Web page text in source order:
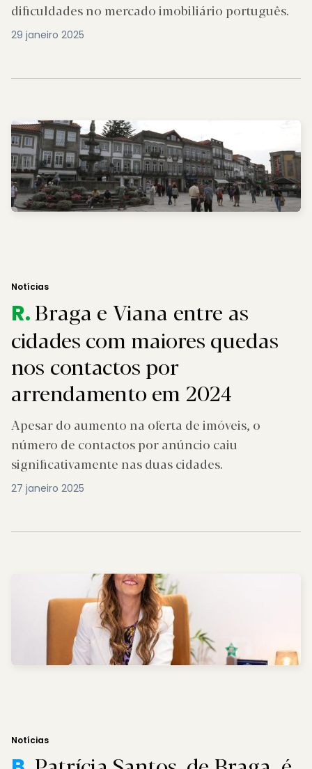
dificuldades no mercado imobiliário português.
29 janeiro 2025
Notícias
R.Braga e Viana entre as
cidades com maiores quedas
nos contactos por
arrendamento em 2024
Apesar do aumento na oferta de imóveis, o
número de contactos por anúncio caiu
significativamente nas duas cidades.
27 janeiro 2025
Notícias